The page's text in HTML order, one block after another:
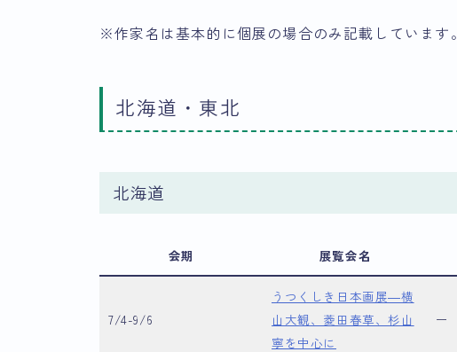
※作家名は基本的に個展の場合のみ記載しています。
北海道・東北
北海道
会期 展覧会名
7/4-9/6
うつくしき日本画展―横
山大観、菱田春草、杉山
寧を中心に
ー